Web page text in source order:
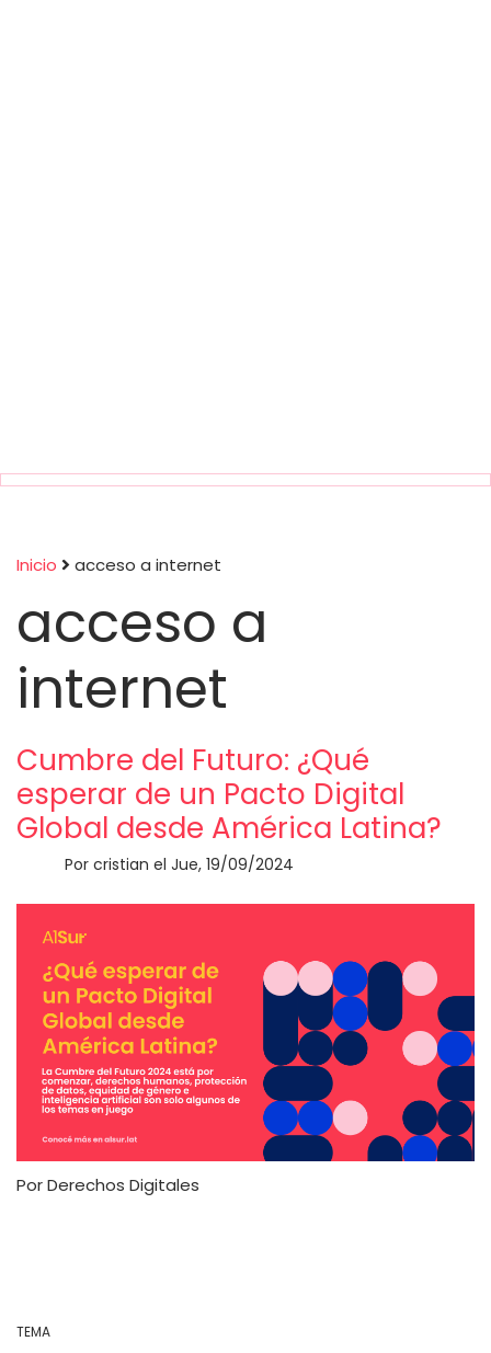
Sobrescribir
enlaces
de
ayuda
a
navegación
Inicio acceso a internet
acceso a
internet
Cumbre del Futuro: ¿Qué
esperar de un Pacto Digital
Global desde América Latina?
Por cristian el Jue, 19/09/2024
Por Derechos Digitales
TEMA